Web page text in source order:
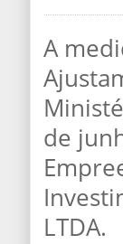
A
de
LTDA.